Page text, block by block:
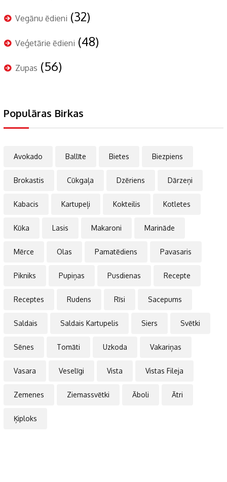
Vegānu ēdieni (32)
Veģetārie ēdieni (48)
Zupas (56)
Populāras Birkas
Avokado Ballīte Bietes Biezpiens
Brokastis Cūkgaļa Dzēriens Dārzeņi
Kabacis Kartupeļi Kokteilis Kotletes
Kūka Lasis Makaroni Marināde
Mērce Olas Pamatēdiens Pavasaris
Pikniks Pupiņas Pusdienas Recepte
Receptes Rudens Rīsi Sacepums
Saldais Saldais Kartupelis Siers Svētki
Sēnes Tomāti Uzkoda Vakariņas
Vasara Veselīgi Vista Vistas Fileja
Zemenes Ziemassvētki Āboli Ātri
Ķiploks